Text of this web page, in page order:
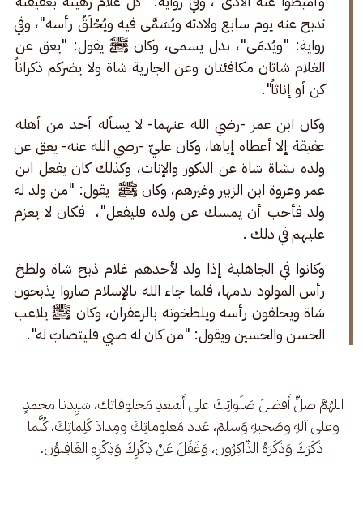
تذبح عنه يوم سابع ولادته ويُسَمَّى فيه ويُحْلَقُ رأسه"، وفي
رواية: "ويُدمَى"، بدل يسمى، وكان ﷺ يقول: "يعق عن
الغلام شاتان مكافئتان وعن الجارية شاة ولا يضركم ذكراناً
كن أو إناثاً".
وكان ابن عمر -رضي الله عنهما- لا يسأله أحد من أهله
عقيقة إلا أعطاه إياها، وكان عليّ -رضي الله عنه- يعق عن
ولده بشاة شاة عن الذكور والإناث، وكذلك كان يفعل ابن
عمر وعروة ابن الزبير وغيرهم، وكان ﷺ  يقول: "من ولد له
ولد فأحب أن يمسك عن ولده فليفعل"،  فكان لا يعزم
عليهم في ذلك .
وكانوا في الجاهلية إذا ولد لأحدهم غلام ذبح شاة ولطخ
رأس المولود بدمها، فلما جاء الله بالإسلام صاروا يذبحون
شاة ويحلقون رأسه ويلطخونه بالزعفران، وكان ﷺ يلاعب
الحسن والحسين ويقول: "من كان له صبي فليتصابَ له".
اللهُمَّ صلِّ أَفضلَ صَلَواتِكَ على أَسْعدِ مَخلوقاتك، سَيِدنا محمدٍ
وعلى آلهِ وصَحبهِ وَسلمْ، عَدد مَعلوماتِكَ ومِدادَ كَلِماتِكَ، كُلَّما
ذَكَرَكَ وَذَكَرَهُ الذّاكِرُون، وَغَفَلَ عَنْ ذِكْرِكَ وَذِكْرِهِ الغَافِلوُن.